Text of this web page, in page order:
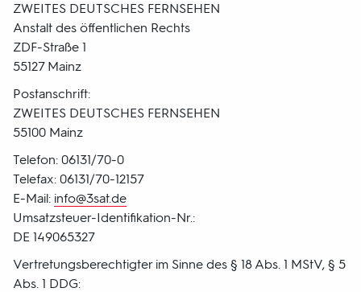
ZWEITES DEUTSCHES FERNSEHEN
Anstalt des öffentlichen Rechts
ZDF-Straße 1
55127 Mainz
Postanschrift:
ZWEITES DEUTSCHES FERNSEHEN
55100 Mainz
Telefon: 06131/70-0
Telefax: 06131/70-12157
E-Mail: info@3sat.de
Umsatzsteuer-Identifikation-Nr.:
DE 149065327
Vertretungsberechtigter im Sinne des § 18 Abs. 1 MStV, § 5
Abs. 1 DDG: